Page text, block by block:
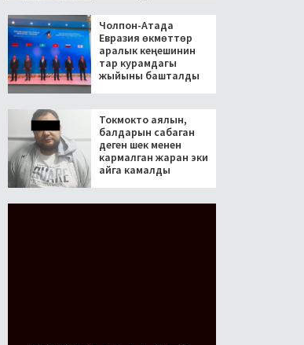
Чолпон-Атада
Евразия өкмөттөр
аралык кеңешинин
тар курамдагы
жыйыны башталды
Токмокто аялын,
балдарын сабаган
деген шек менен
кармалган жаран эки
айга камалды